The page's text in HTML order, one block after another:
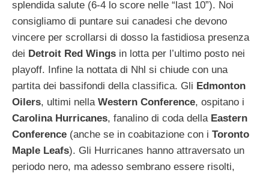
splendida salute (6-4 lo score nelle “last 10”). Noi
consigliamo di puntare sui canadesi che devono
vincere per scrollarsi di dosso la fastidiosa presenza
dei Detroit Red Wings in lotta per l’ultimo posto nei
playoff. Infine la nottata di Nhl si chiude con una
partita dei bassifondi della classifica. Gli Edmonton
Oilers, ultimi nella Western Conference, ospitano i
Carolina Hurricanes, fanalino di coda della Eastern
Conference (anche se in coabitazione con i Toronto
Maple Leafs). Gli Hurricanes hanno attraversato un
periodo nero, ma adesso sembrano essere risolti,